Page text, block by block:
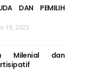
DAN PEMILIH
19, 2023
Milenial dan